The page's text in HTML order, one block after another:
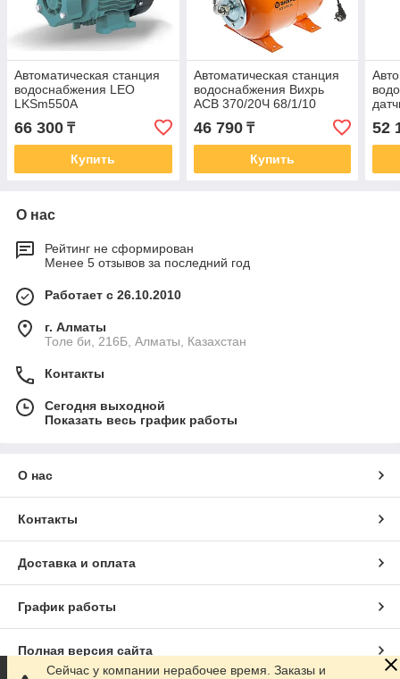
Автоматическая станция
водоснабжения LEO
LKSm550А
66 300 ₸
Купить
Автоматическая станция
водоснабжения Вихрь
АСВ 370/20Ч 68/1/10
46 790₸
Купить
52
О нас
Рейтинг не сформирован
Менее 5 отзывов за последний год
Работает с 26.10.2010
г. Алматы
Толе би, 216Б, Алматы, Казахстан
Контакты
Сегодня выходной
Показать весь график работы
О нас
Контакты
Доставка и оплата
График работы
Полная версия сайта
Сейчас у компании нерабочее время. Заказы и